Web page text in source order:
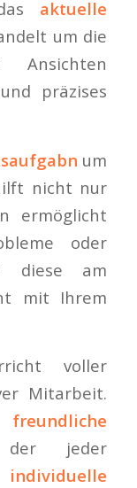
aktuelle
um die
Ansichten
präzises
um
nicht nur
ermöglicht
oder
diese am
mit Ihrem
voller
Mitarbeit.
freundliche
jeder
individuelle